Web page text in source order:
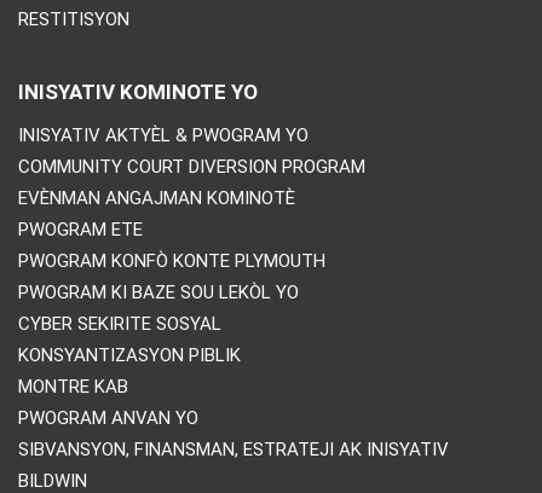
RESTITISYON
INISYATIV KOMINOTE YO
INISYATIV AKTYÈL & PWOGRAM YO
COMMUNITY COURT DIVERSION PROGRAM
EVÈNMAN ANGAJMAN KOMINOTÈ
PWOGRAM ETE
PWOGRAM KONFÒ KONTE PLYMOUTH
PWOGRAM KI BAZE SOU LEKÒL YO
CYBER SEKIRITE SOSYAL
KONSYANTIZASYON PIBLIK
MONTRE KAB
PWOGRAM ANVAN YO
SIBVANSYON, FINANSMAN, ESTRATEJI AK INISYATIV
BILDWIN